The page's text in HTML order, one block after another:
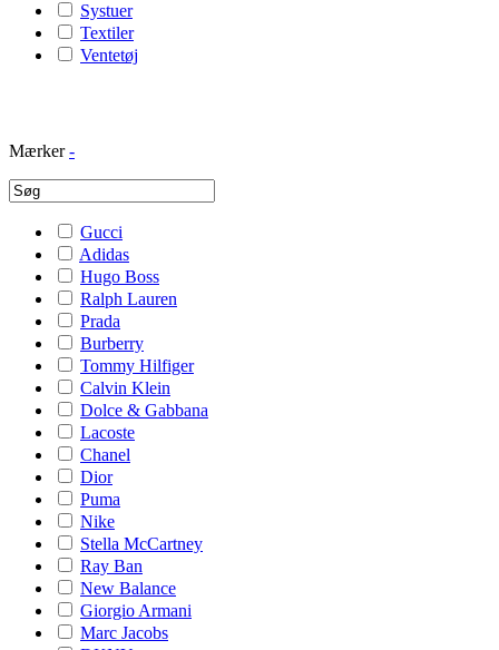
Systuer
Textiler
Ventetøj
Mærker -
Gucci
Adidas
Hugo Boss
Ralph Lauren
Prada
Burberry
Tommy Hilfiger
Calvin Klein
Dolce & Gabbana
Lacoste
Chanel
Dior
Puma
Nike
Stella McCartney
Ray Ban
New Balance
Giorgio Armani
Marc Jacobs